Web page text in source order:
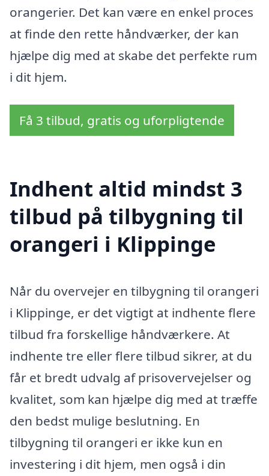
orangerier. Det kan være en enkel proces
at finde den rette håndværker, der kan
hjælpe dig med at skabe det perfekte rum
i dit hjem.
Få 3 tilbud, gratis og uforpligtende
Indhent altid mindst 3
tilbud på tilbygning til
orangeri i Klippinge
Når du overvejer en tilbygning til orangeri
i Klippinge, er det vigtigt at indhente flere
tilbud fra forskellige håndværkere. At
indhente tre eller flere tilbud sikrer, at du
får et bredt udvalg af prisovervejelser og
kvalitet, som kan hjælpe dig med at træffe
den bedst mulige beslutning. En
tilbygning til orangeri er ikke kun en
investering i dit hjem, men også i din